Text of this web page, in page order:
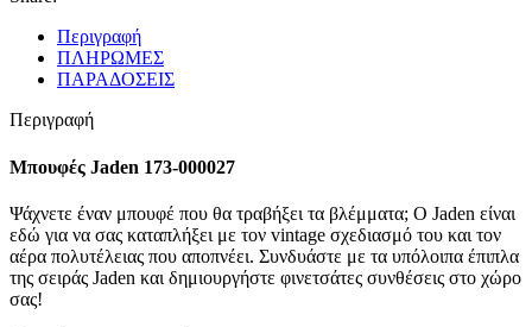
Περιγραφή
ΠΛΗΡΩΜΕΣ
ΠΑΡΑΔΟΣΕΙΣ
Περιγραφή
Μπουφές Jaden 173-000027
Ψάχνετε έναν μπουφέ που θα τραβήξει τα βλέμματα; Ο Jaden είναι
εδώ για να σας καταπλήξει με τον vintage σχεδιασμό του και τον
αέρα πολυτέλειας που αποπνέει. Συνδυάστε με τα υπόλοιπα έπιπλα
της σειράς Jaden και δημιουργήστε φινετσάτες συνθέσεις στο χώρο
σας!